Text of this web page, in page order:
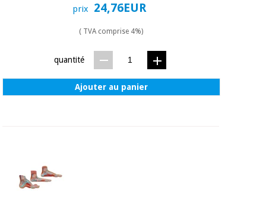
jeux
Orthopédie
Sports
prix 24,76EUR
( TVA comprise 4%)
quantité
Ajouter au panier